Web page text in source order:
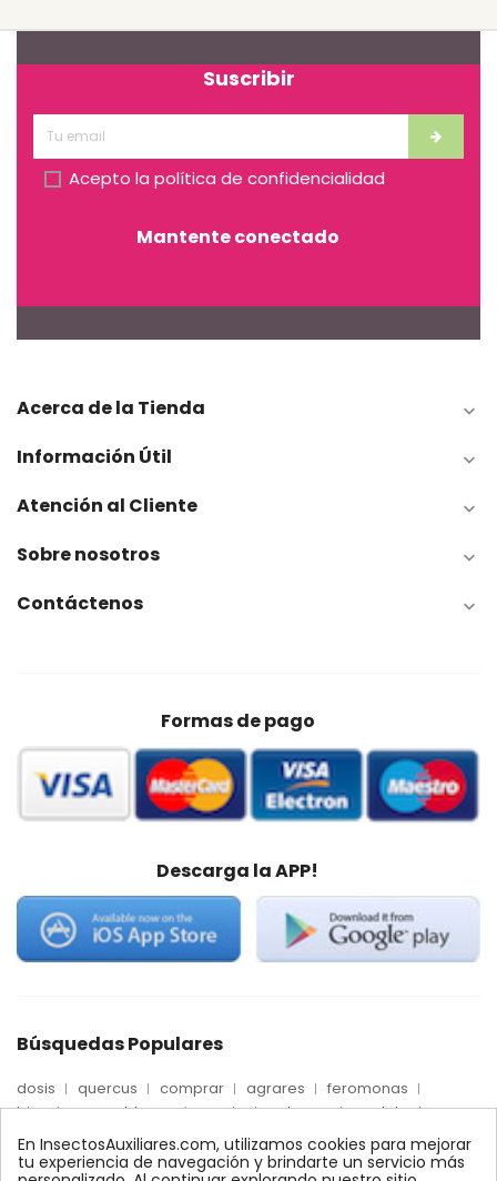
Suscribir
Acepto la política de confidencialidad
Mantente conectado
Acerca de la Tienda 
Información Útil 
Atención al Cliente 
Sobre nosotros 
Contáctenos 
Formas de pago
Descarga la APP!
Búsquedas Populares
dosis quercus comprar agrares
feromonas
trips
mosca blanca precio palmera
quelato
Econex
control amblyseius araña roja
max
nido encinas alcornoques
conector
En InsectosAuxiliares.com, utilizamos cookies para mejorar
tu experiencia de navegación y brindarte un servicio más